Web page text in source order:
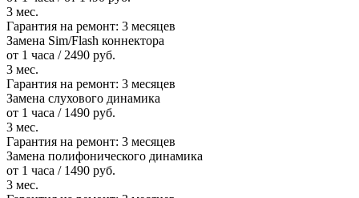
3 мес.
Гарантия на ремонт: 3 месяцев
Замена Sim/Flash коннектора
от 1 часа / 2490 руб.
3 мес.
Гарантия на ремонт: 3 месяцев
Замена слухового динамика
от 1 часа / 1490 руб.
3 мес.
Гарантия на ремонт: 3 месяцев
Замена полифонического динамика
от 1 часа / 1490 руб.
3 мес.